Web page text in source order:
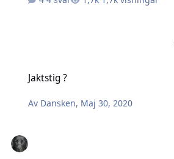
Jaktstig ?
Av Dansken, Maj 30, 2020